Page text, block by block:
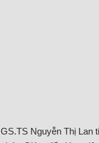
GS.TS Nguyễn Thị Lan